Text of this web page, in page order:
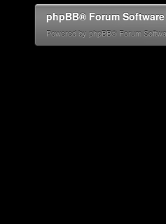
phpBB® Forum Software
Powered by phpBB® Forum